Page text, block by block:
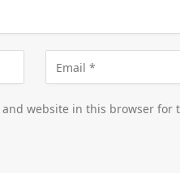
and website in this browser for